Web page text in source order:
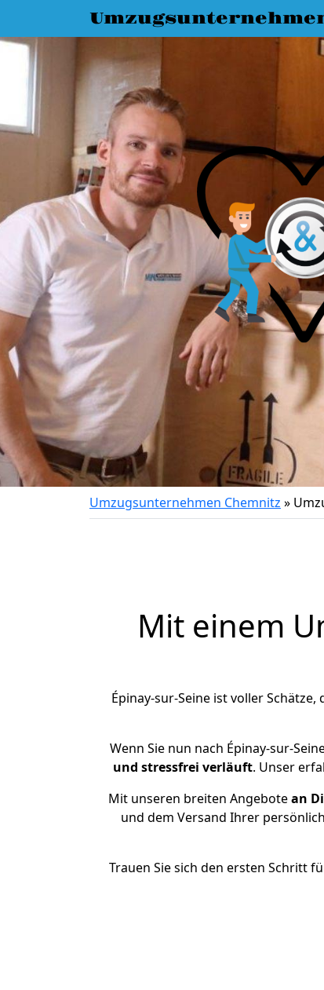
Umzugsunternehmen Chemnitz »
Mit einem
Épinay-sur-Seine ist voller
Wenn Sie nun nach Épinay-sur-
und stressfrei verläuft. Unser
Mit unseren breiten Angebotean
und dem Versand Ihrer
Trauen Sie sich den ersten Schritt